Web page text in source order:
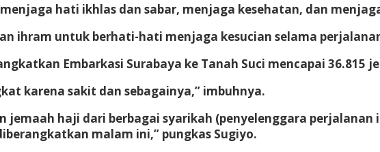
hati ikhlas dan sabar, menjaga kesehatan, dan
ihram untuk berhati-hati menjaga kesucian selama
Embarkasi Surabaya ke Tanah Suci mencapai 36.815
karena sakit dan sebagainya,” imbuhnya.
haji dari berbagai syarikah (penyelenggara perjalanan
malam ini,” pungkas Sugiyo.